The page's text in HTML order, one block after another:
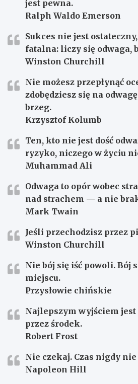
jest pewna.
Ralph Waldo Emerson
Sukces nie jest
fatalna: liczy się odwaga,
Winston Churchill
Nie możesz przepłynąć
zdobędziesz się na
brzeg.
Krzysztof Kolumb
Ten, kto nie jest dość
ryzyko, niczego w życiu
Muhammad Ali
Odwaga to opór wobec
nad strachem — a nie
Mark Twain
Jeśli przechodzisz przez
Winston Churchill
Nie bój się iść powoli. Bój
miejscu.
Przysłowie chińskie
Najlepszym wyjściem jest
przez środek.
Robert Frost
Nie czekaj. Czas nigdy
Napoleon Hill